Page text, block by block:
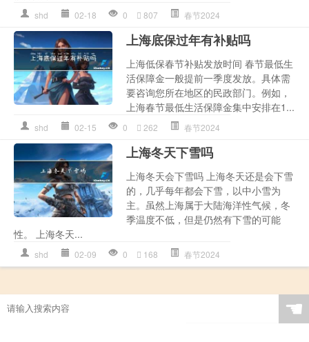
shd 02-18 0 807 春节2024
上海底保过年有补贴吗
上海低保春节补贴发放时间 春节最低生
活保障金一般提前一季度发放。具体需
要咨询您所在地区的民政部门。例如，
上海春节最低生活保障金集中安排在1...
shd 02-15 0 262 春节2024
上海冬天下雪吗
上海冬天会下雪吗 上海冬天还是会下雪
的，几乎每年都会下雪，以中小雪为
主。虽然上海属于大陆海洋性气候，冬
季温度不低，但是仍然有下雪的可能
性。 上海冬天...
shd 02-09 0 168 春节2024
☚